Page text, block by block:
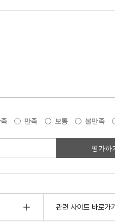
만족 보통 불만족
관련 사이트 바로가기